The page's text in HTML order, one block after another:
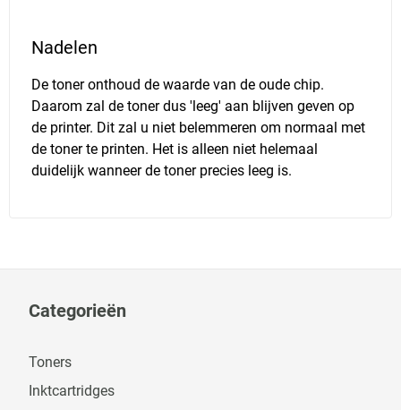
Nadelen
De toner onthoud de waarde van de oude chip.
Daarom zal de toner dus 'leeg' aan blijven geven op
de printer. Dit zal u niet belemmeren om normaal met
de toner te printen. Het is alleen niet helemaal
duidelijk wanneer de toner precies leeg is.
Categorieën
Toners
Inktcartridges